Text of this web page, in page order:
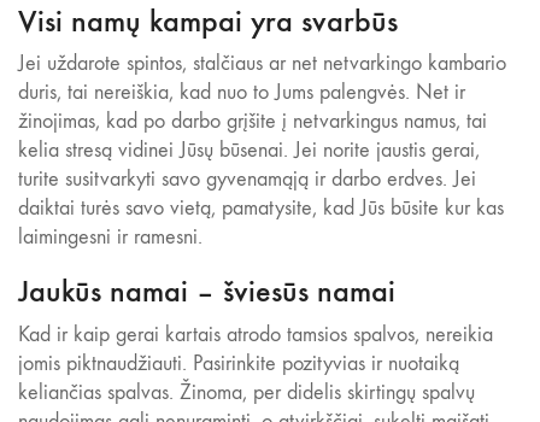
Visi namų kampai yra svarbūs
Jei uždarote spintos, stalčiaus ar net netvarkingo kambario
duris, tai nereiškia, kad nuo to Jums palengvės. Net ir
žinojimas, kad po darbo grįšite į netvarkingus namus, tai
kelia stresą vidinei Jūsų būsenai. Jei norite jaustis gerai,
turite susitvarkyti savo gyvenamąją ir darbo erdves. Jei
daiktai turės savo vietą, pamatysite, kad Jūs būsite kur kas
laimingesni ir ramesni.
Jaukūs namai – šviesūs namai
Kad ir kaip gerai kartais atrodo tamsios spalvos, nereikia
jomis piktnaudžiauti. Pasirinkite pozityvias ir nuotaiką
keliančias spalvas. Žinoma, per didelis skirtingų spalvų